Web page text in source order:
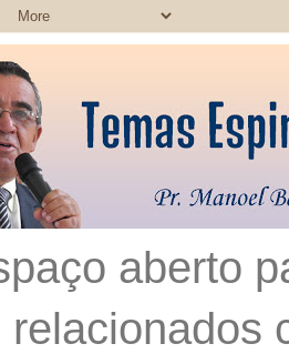
aberto
relacionados